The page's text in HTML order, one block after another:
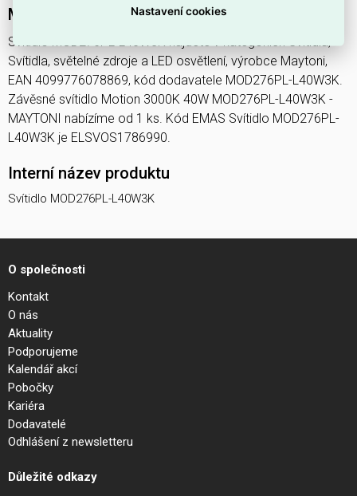
MOD276PL-L40W3K - MAYTONI
Svítidlo MOD276PL-L40W3K najdete v kategoriích Svítidla,
Svítidla, světelné zdroje a LED osvětlení, výrobce Maytoni,
EAN 4099776078869, kód dodavatele MOD276PL-L40W3K.
Závěsné svítidlo Motion 3000K 40W MOD276PL-L40W3K -
MAYTONI nabízíme od 1 ks. Kód EMAS Svítidlo MOD276PL-
L40W3K je ELSVOS1786990.
Interní název produktu
Svítidlo MOD276PL-L40W3K
O společnosti
Kontakt
O nás
Aktuality
Podporujeme
Kalendář akcí
Pobočky
Kariéra
Dodavatelé
Odhlášení z newsletteru
Důležité odkazy
Nastavení cookies